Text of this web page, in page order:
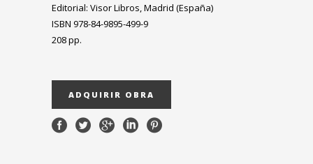
Editorial: Visor Libros, Madrid (España)
ISBN 978-84-9895-499-9
208 pp.
ADQUIRIR OBRA